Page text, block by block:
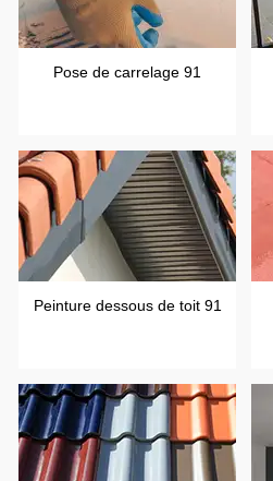
Pose de carrelage 91
Peinture dessous de toit 91